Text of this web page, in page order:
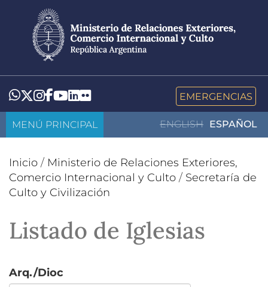
contenido
principal
Whatsapp
Twitter
Instagram
Facebook
YouTube
LinkedIn
Flickr EMERGENCIAS
ENGLISH ESPAÑOL
MENÚ PRINCIPAL
Inicio / Ministerio de Relaciones Exteriores,
Comercio Internacional y Culto / Secretaría de
Culto y Civilización
Listado de Iglesias
Arq./Dioc